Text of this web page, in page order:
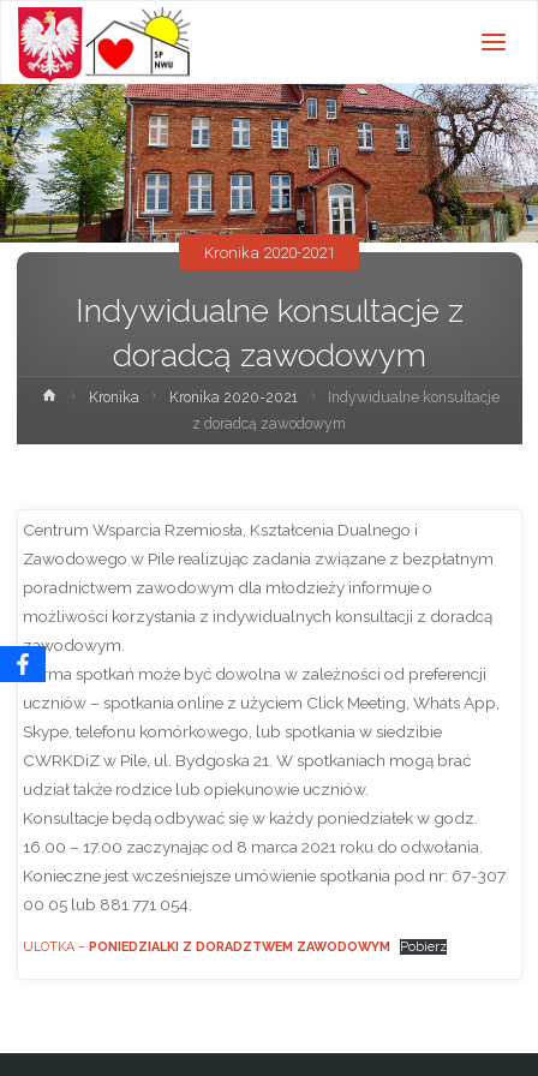
Ujskiej z
oddziałami
przedszkolnymi
Indywidualne konsultacje z
doradcą zawodowym
Kronika 2020-2021
StronaKronika Kronika 2020-2021
Indywidualne konsultacje
z doradcą zawodowym
Centrum Wsparcia Rzemiosła, Kształcenia Dualnego i
Zawodowego w Pile realizując zadania związane z bezpłatnym
poradnictwem zawodowym dla młodzieży informuje o
możliwości korzystania z indywidualnych konsultacji z doradcą
zawodowym.
Forma spotkań może być dowolna w zależności od preferencji
uczniów – spotkania online z użyciem Click Meeting, Whats App,
Skype, telefonu komórkowego, lub spotkania w siedzibie
CWRKDiZ w Pile, ul. Bydgoska 21. W spotkaniach mogą brać
udział także rodzice lub opiekunowie uczniów.
Konsultacje będą odbywać się w każdy poniedziałek w godz.
16.00 – 17.00 zaczynając od 8 marca 2021 roku do odwołania.
Konieczne jest wcześniejsze umówienie spotkania pod nr: 67-307
00 05 lub 881 771 054.
ULOTKA – PONIEDZIALKI Z DORADZTWEM ZAWODOWYM Pobierz